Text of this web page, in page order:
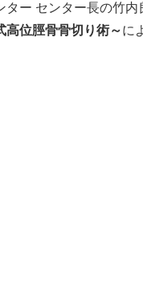
ター センター長の竹
高位脛骨骨切り術～に